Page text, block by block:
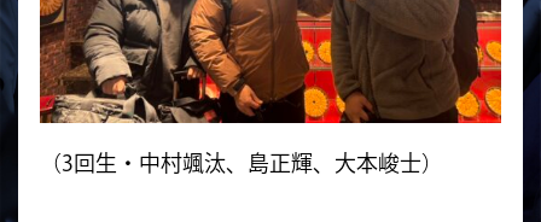
（3回生・中村颯汰、島正輝、大本峻士）